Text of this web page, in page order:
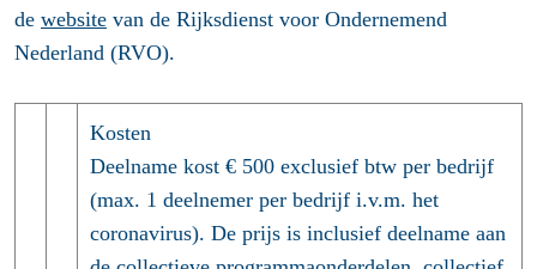
de website van de Rijksdienst voor Ondernemend
Nederland (RVO).
Kosten
Deelname kost € 500 exclusief btw per bedrijf
(max. 1 deelnemer per bedrijf i.v.m. het
coronavirus). De prijs is inclusief deelname aan